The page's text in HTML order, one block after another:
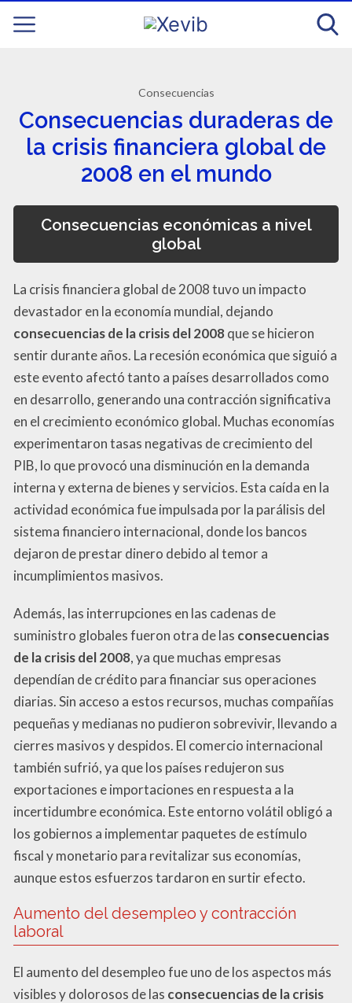
Consecuencias
Consecuencias duraderas de
la crisis financiera global de
2008 en el mundo
Consecuencias económicas a nivel
global
La crisis financiera global de 2008 tuvo un impacto
devastador en la economía mundial, dejando
consecuencias de la crisis del 2008que se hicieron
sentir durante años. La recesión económica que siguió a
este evento afectó tanto a países desarrollados como
en desarrollo, generando una contracción significativa
en el crecimiento económico global. Muchas economías
experimentaron tasas negativas de crecimiento del
PIB, lo que provocó una disminución en la demanda
interna y externa de bienes y servicios. Esta caída en la
actividad económica fue impulsada por la parálisis del
sistema financiero internacional, donde los bancos
dejaron de prestar dinero debido al temor a
incumplimientos masivos.
Además, las interrupciones en las cadenas de
suministro globales fueron otra de las consecuencias
de la crisis del 2008, ya que muchas empresas
dependían de crédito para financiar sus operaciones
diarias. Sin acceso a estos recursos, muchas compañías
pequeñas y medianas no pudieron sobrevivir, llevando a
cierres masivos y despidos. El comercio internacional
también sufrió, ya que los países redujeron sus
exportaciones e importaciones en respuesta a la
incertidumbre económica. Este entorno volátil obligó a
los gobiernos a implementar paquetes de estímulo
fiscal y monetario para revitalizar sus economías,
aunque estos esfuerzos tardaron en surtir efecto.
Aumento del desempleo y contracción
laboral
El aumento del desempleo fue uno de los aspectos más
visibles y dolorosos de las consecuencias de la crisis